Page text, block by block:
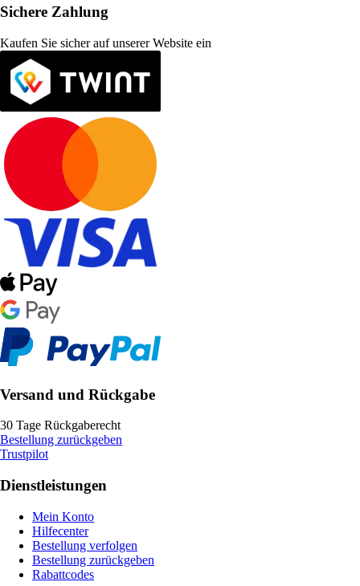
Sichere Zahlung
Kaufen Sie sicher auf unserer Website ein
Versand und Rückgabe
30 Tage Rückgaberecht
Bestellung zurückgeben
Trustpilot
Dienstleistungen
Mein Konto
Hilfecenter
Bestellung verfolgen
Bestellung zurückgeben
Rabattcodes